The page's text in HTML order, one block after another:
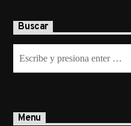
Buscar
Menu